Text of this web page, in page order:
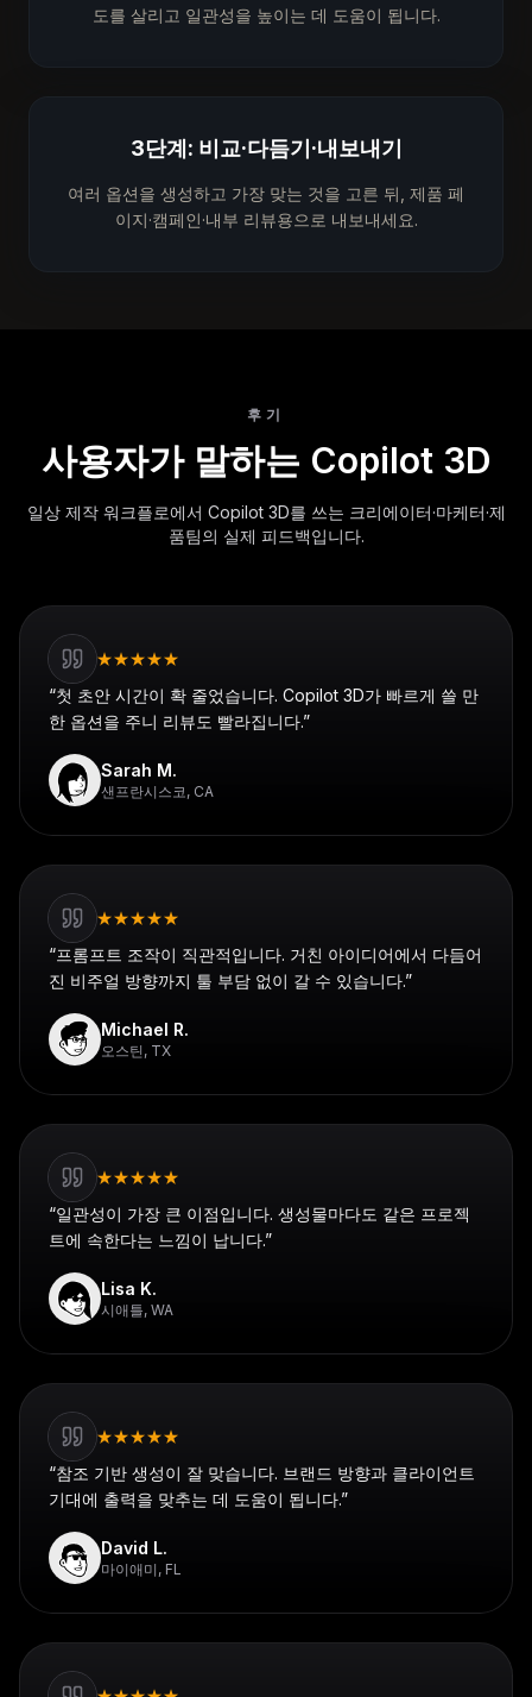
도를 살리고 일관성을 높이는 데 도움이 됩니다.
3단계: 비교·다듬기·내보내기
여러 옵션을 생성하고 가장 맞는 것을 고른 뒤, 제품 페
이지·캠페인·내부 리뷰용으로 내보내세요.
후기
사용자가 말하는 Copilot 3D
일상 제작 워크플로에서 Copilot 3D를 쓰는 크리에이터·마케터·제
품팀의 실제 피드백입니다.
★★★★★
“첫 초안 시간이 확 줄었습니다. Copilot 3D가 빠르게 쓸 만
한 옵션을 주니 리뷰도 빨라집니다.”
Sarah M.
샌프란시스코, CA
★★★★★
“프롬프트 조작이 직관적입니다. 거친 아이디어에서 다듬어
진 비주얼 방향까지 툴 부담 없이 갈 수 있습니다.”
Michael R.
오스틴, TX
★★★★★
“일관성이 가장 큰 이점입니다. 생성물마다도 같은 프로젝
트에 속한다는 느낌이 납니다.”
Lisa K.
시애틀, WA
★★★★★
“참조 기반 생성이 잘 맞습니다. 브랜드 방향과 클라이언트
기대에 출력을 맞추는 데 도움이 됩니다.”
David L.
마이애미, FL